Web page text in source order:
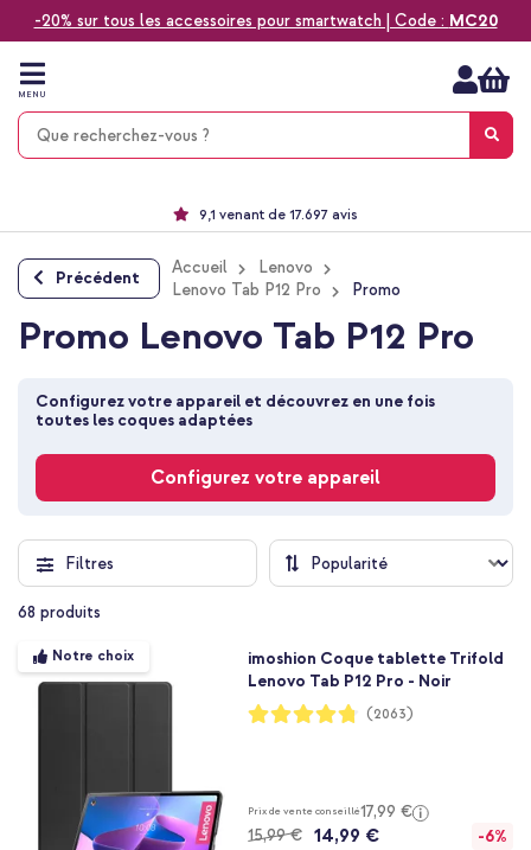
-20% sur tous les accessoires pour smartwatch | Code : MC20
Aller
contenu
MENU
Choisissez entre la livraison à domicile, rapide ou en point relais
9,1 venant de 17.697 avis
Précédent
Accueil
Lenovo
Lenovo Tab P12 Pro
Promo
Promo Lenovo Tab P12 Pro
Configurez votre appareil et découvrez en une fois
toutes les coques adaptées
Configurez votre appareil
Filtres
68 produits
Notre choix
imoshion Coque tablette Trifold
Lenovo Tab P12 Pro - Noir
Notation:
95%
(2063)
Prix de vente conseillé17,99 €
15,99 € 14,99 € -6%